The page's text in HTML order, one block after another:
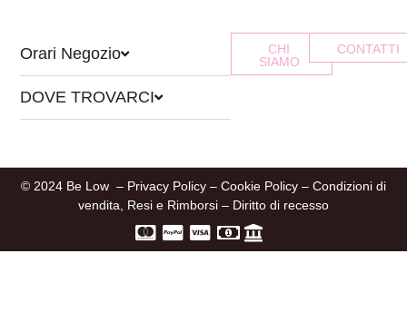
Orari Negozio
DOVE TROVARCI
CHI
SIAMO
CONTATTI
© 2024 Be Low – Privacy Policy – Cookie Policy – Condizioni di
vendita, Resi e Rimborsi – Diritto di recesso